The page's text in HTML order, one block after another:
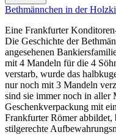
Bethmännchen in der
Eine Frankfurter
Die Geschichte der
angesehenen
mit 4 Mandeln für die 4
verstarb, wurde das
nur noch mit 3 Mandeln
sind sie immer noch in
Geschenkverpackung mit
Frankfurter Römer abbildet,
stilgerechte